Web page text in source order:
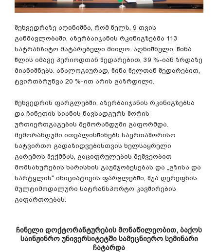
შეხვედრაზე აღინიშნა, რომ წელს, 9 თვის
განმავლობაში, აზერბაიჯანის რკინიგზებმა 113
სატრანზიტო მატარებელი მიიღო. აღნიშნული, წინა
წლის იმავე პერიოდთან შედარებით, 39 %-იან ზრდაზე
მიანიშნებს. ანალოგიურად, წინა წელთან შედარებით,
ტვირთბრუნვა 20 %-ით არის გაზრდილი.
შეხვედრის ფარგლებში, აზერბაიჯანის რკინიგზებსა
და ჩინეთის სიანის ნავსადგურს შორის
ურთიერთგაგების მემორანდუმი გაფორმდა.
მემორანდუმი ითვალისწინებს საერთაშორისო
სატვირთო გადაზიდვებისთვის ხელსაყრელი
გარემოს შექმნას, გაციფრულების მეშვეობით
მომსახურების ხარისხის გაუმჯობესებას და „გზისა და
სარტყლის“ ინიციატივის ფარგლებში, შუა დერეფნის
მულტიმოდალური სატრანსპორტო კავშირების
გაფართოებას.
ჩინელი დოქტორანტურების მონაწილეობით, ბაქოს
საინჟინრო უნივერსიტეტში სამეცნიერო სემინარი
ჩატარდა